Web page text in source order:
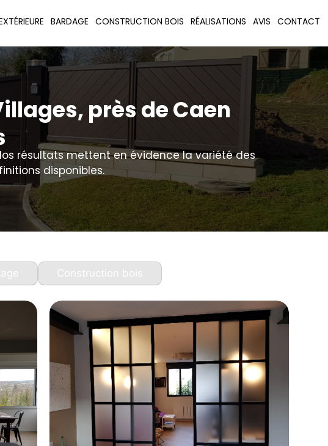
BARDAGE CONSTRUCTION BOIS RÉALISATIONS AVIS CONTACT
près de Caen
résultats mettent en évidence la variété des
disponibles.
Construction bois